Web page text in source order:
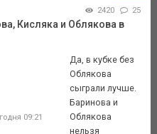
2420 25
Кисляка и Облякова в
09:21
Да, в кубке без
Облякова
сыграли лучше.
Баринова и
Облякова
нельзя